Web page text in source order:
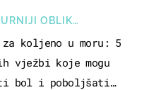
OBLIK
za koljeno u moru: 5
vježbi koje mogu
bol i poboljšati